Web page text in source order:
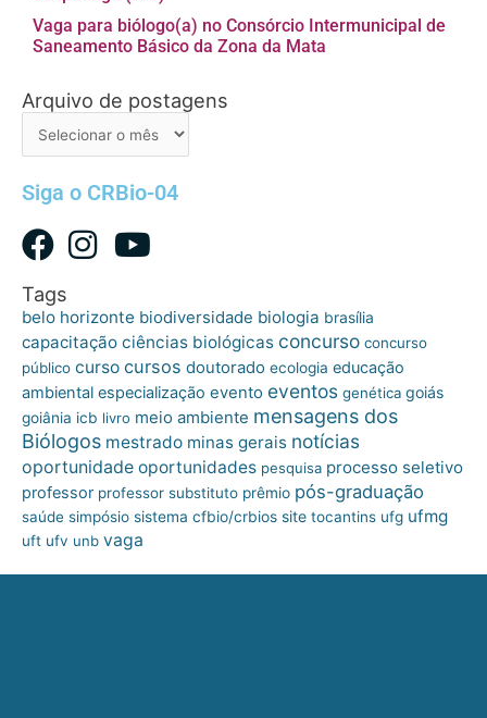
Vaga para biólogo(a) no Consórcio Intermunicipal de
Saneamento Básico da Zona da Mata
Arquivo de postagens
Arquivo
Siga o CRBio-04
Tags
belo horizonte biodiversidade biologia brasília
capacitação ciências biológicas concurso concurso
público curso cursos doutorado ecologia educação
ambiental especialização evento eventos genética goiás
goiânia icb livro meio ambiente mensagens dos
Biólogos mestrado minas gerais notícias
oportunidade oportunidades pesquisa processo seletivo
professor professor substituto prêmio pós-graduação
saúde simpósio sistema cfbio/crbios site tocantins ufg ufmg
uft ufv unb vaga